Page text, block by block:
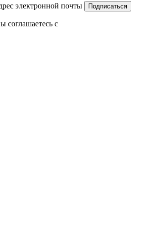
электронной почты Подписаться
соглашаетесь с